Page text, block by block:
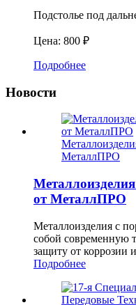
Подстолье под
Цена: 800 ₽
Подробнее
Новости
МеталлПРО
от МеталлПРО
Металлоизделия с
собой современную
защиту от коррозии
Подробнее